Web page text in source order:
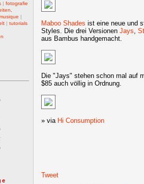
| fotografie
|
| tutorials
Maboo Shades ist eine neue und
Styles. Die drei Versionen Jays,
aus Bambus handgemacht.
Die "Jays" stehen schon mal auf
$85 auch völlig in Ordnung.
» via Hi Consumption
Tweet